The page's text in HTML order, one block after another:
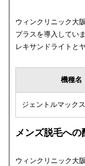
ウィンクリニック大
プラスを導入してい
レキサンドライトと
機種名
ジェントルマック
メンズ脱毛への
ウィンクリニック大